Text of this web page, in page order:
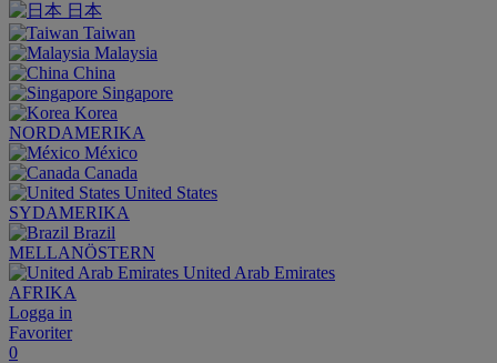
日本
Taiwan
Malaysia
China
Singapore
Korea
NORDAMERIKA
México
Canada
United States
SYDAMERIKA
Brazil
MELLANÖSTERN
United Arab Emirates
AFRIKA
Logga in
Favoriter
0